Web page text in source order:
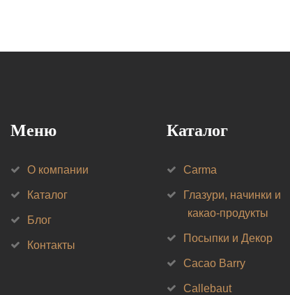
Меню
О компании
Каталог
Блог
Контакты
Каталог
Carma
Глазури, начинки и
какао-продукты
Посыпки и Декор
Cacao Barry
Callebaut